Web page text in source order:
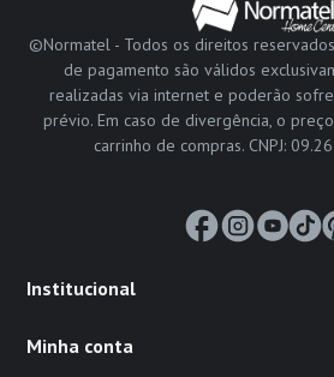
©Normatel - Todos os direitos
de pagamento são válidos
realizadas via internet e poderão
prévio. Em caso de divergência, o
carrinho de compras. CNPJ:
Institucional
Minha conta